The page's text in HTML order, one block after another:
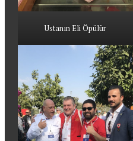
Ustanın Eli Öpülür